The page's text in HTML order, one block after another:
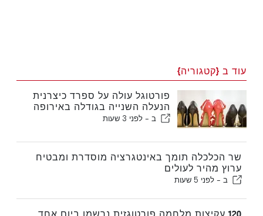
עוד ב {קטגוריה}
פורטוגל עולה על ספרד כיצרנית
הנעלה השנייה בגודלה באירופה
ב - לפני 3 שעות
שר הכלכלה תומך באינטגרציה מוסדרת ומבטיח
ערוץ מהיר לעולים
ב - לפני 5 שעות